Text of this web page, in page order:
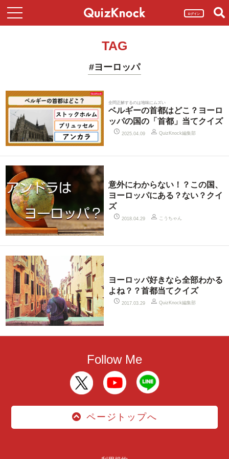
ログイン
TAG
#ヨーロッパ
全問正解するのは地味にムズい
ベルギーの首都はどこ？ヨーロ
ッパの国の「首都」当てクイズ
2025.04.09 QuizKnock編集部
意外にわからない！？この国、
ヨーロッパにある？ない？クイ
ズ
2018.04.29 こうちゃん
ヨーロッパ好きなら全部わかる
よね？？首都当てクイズ
2017.03.29 QuizKnock編集部
Follow Me
ページトップへ